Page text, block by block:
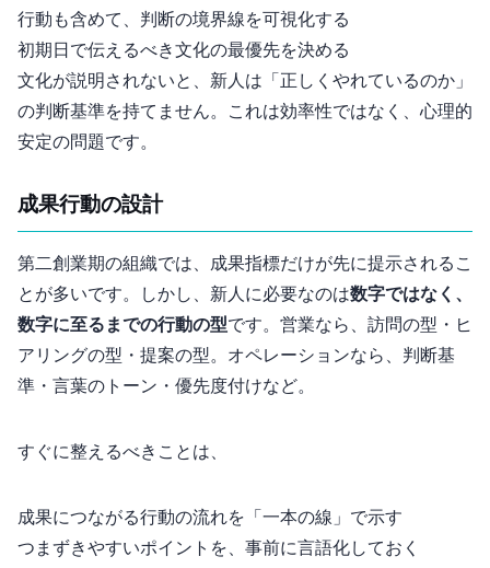
NG行動も含めて、判断の境界線を可視化する
初期30日で伝えるべき文化の“最優先70%”を決める
文化が説明されないと、新人は「正しくやれているのか」
の判断基準を持てません。これは効率性ではなく、心理的
安定の問題です。
4. “成果行動”の設計
第二創業期の組織では、成果指標だけが先に提示されるこ
とが多いです。しかし、新人に必要なのは数字ではなく、
数字に至るまでの行動の型です。営業なら、訪問の型・ヒ
アリングの型・提案の型。オペレーションなら、判断基
準・言葉のトーン・優先度付けなど。
すぐに整えるべきことは、
成果につながる行動の流れを「一本の線」で示す
つまずきやすいポイントを、事前に言語化しておく